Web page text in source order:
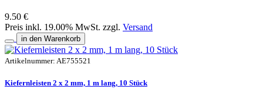
9.50 €
Preis inkl. 19.00% MwSt. zzgl. Versand
in den Warenkorb
Artikelnummer: AE755521
Kiefernleisten 2 x 2 mm, 1 m lang, 10 Stück